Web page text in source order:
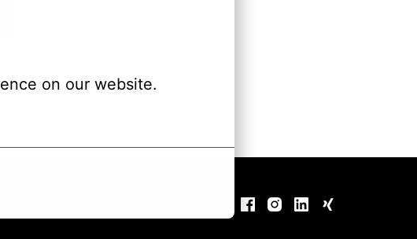
on our website.